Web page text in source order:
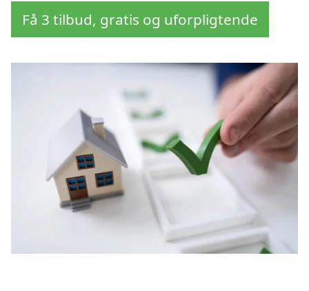
Få 3 tilbud, gratis og uforpligtende